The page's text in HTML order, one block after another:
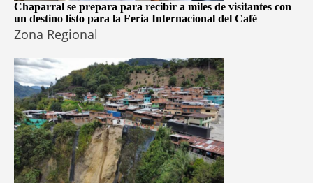
Chaparral se prepara para recibir a miles de visitantes con
un destino listo para la Feria Internacional del Café
Zona Regional